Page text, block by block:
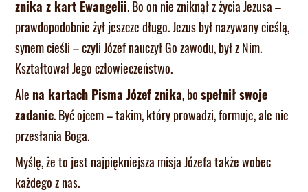
znika z kart Ewangelii. Bo on nie zniknął z życia Jezusa –
prawdopodobnie żył jeszcze długo. Jezus był nazywany cieślą,
synem cieśli – czyli Józef nauczył Go zawodu, był z Nim.
Kształtował Jego człowieczeństwo.
Ale na kartach Pisma Józef znika, bospełnił swoje
zadanie. Być ojcem – takim, który prowadzi, formuje, ale nie
przesłania Boga.
Myślę, że to jest najpiękniejsza misja Józefa także wobec
każdego z nas.